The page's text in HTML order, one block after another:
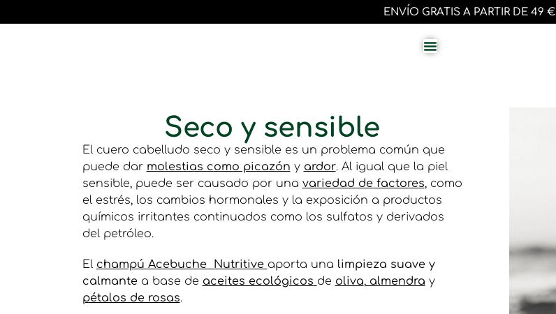
ENVÍO GRATIS A PARTIR DE 49 €
Seco y sensible
El cuero cabelludo seco y sensible es un problema común que
puede dar molestias como picazón y ardor. Al igual que la piel
sensible, puede ser causado por una variedad de factores, como
el estrés, los cambios hormonales y la exposición a productos
químicos irritantes continuados como los sulfatos y derivados
del petróleo.
El champú Acebuche Nutritive aporta una limpieza suave y
calmantea base de aceites ecológicos de oliva,almendra y
pétalos de rosas.